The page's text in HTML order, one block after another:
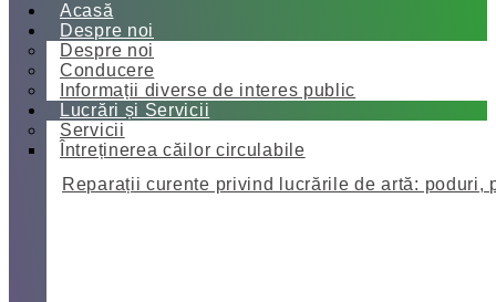
Acasă
Despre noi
Despre noi
Conducere
Informații diverse de interes public
Lucrări și Servicii
Servicii
Întreținerea căilor circulabile
Reparații curente privind lucrările de artă: poduri,